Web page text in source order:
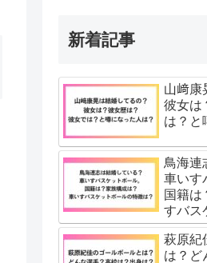
新着記事
山﨑康
彼女は
は？と
鳥海連
車いす
国籍は
すバス
は？
萩原紀
は？ど